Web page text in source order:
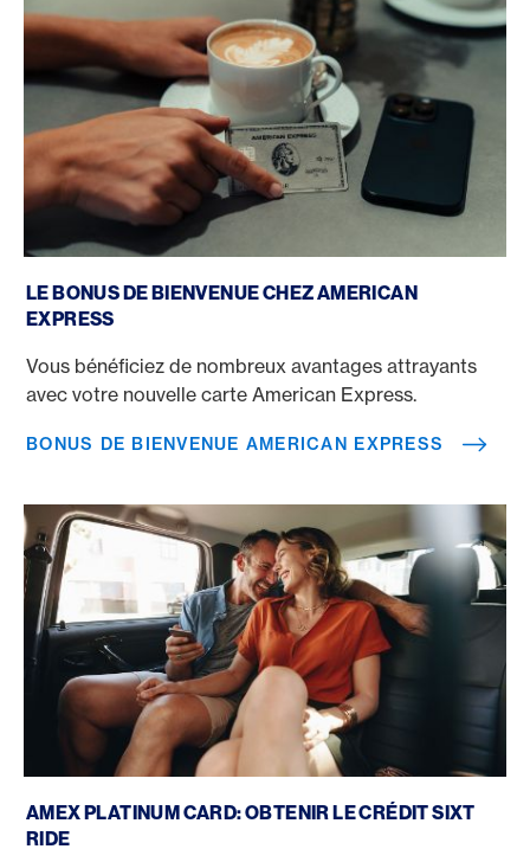
LE BONUS DE BIENVENUE CHEZ AMERICAN
EXPRESS
Vous bénéficiez de nombreux avantages attrayants
avec votre nouvelle carte American Express.
BONUS DE BIENVENUE AMERICAN EXPRESS
AMEX PLATINUM CARD: OBTENIR LE CRÉDIT SIXT
RIDE